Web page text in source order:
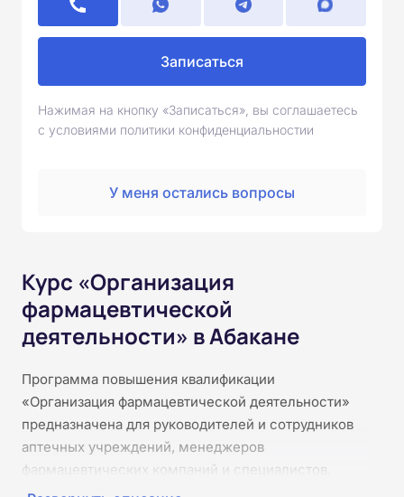
Записаться
Нажимая на кнопку «Записаться», вы соглашаетесь
с условиями политики конфиденциальностии
У меня остались вопросы
Курс «Организация
фармацевтической
деятельности» в Абакане
Программа повышения квалификации
«Организация фармацевтической деятельности»
предназначена для руководителей и сотрудников
аптечных учреждений, менеджеров
фармацевтических компаний и специалистов,
ответственных за организацию работы в сфере